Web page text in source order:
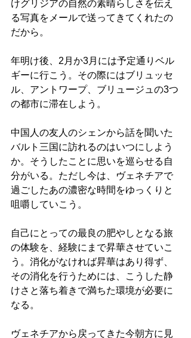
けグリジアの自然の素晴らしさを伝え
る写真をメールで送ってきてくれたの
だから。
年明け後、2月か3月には予定通りベル
ギーに行こう。その際にはブリュッセ
ル、アントワープ、ブリュージュの3つ
の都市に滞在しよう。
中国人の友人のシェンから話を聞いた
バルト三国に訪れるのはいつにしよう
か。そうしたことに思いを巡らせる自
分がいる。ただし今は、ヴェネチアで
過ごしたあの濃密な時間をゆっくりと
咀嚼していこう。
自己にとっての最良の肥やしとなる旅
の体験を、経験にまで昇華させていこ
う。消化がなければ昇華はあり得ず、
その消化を行うためには、こうした静
けさと落ち着きで満ちた環境が必要に
なる。
ヴェネチアから戻ってきた今朝方に見